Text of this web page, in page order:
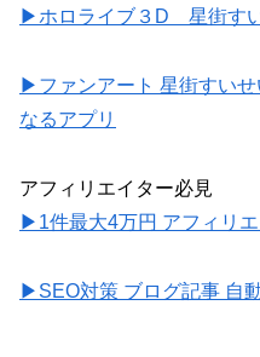
▶ホロライブ３D 星街す
▶ファンアート 星街すい
なるアプリ
アフィリエイター必見
▶1件最大4万円 アフィリ
▶SEO対策 ブログ記事 自